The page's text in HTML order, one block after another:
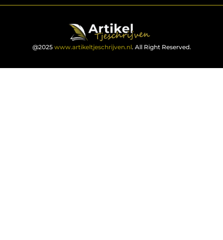
@2025 www.artikeltjeschrijven.nl. All Right Reserved.